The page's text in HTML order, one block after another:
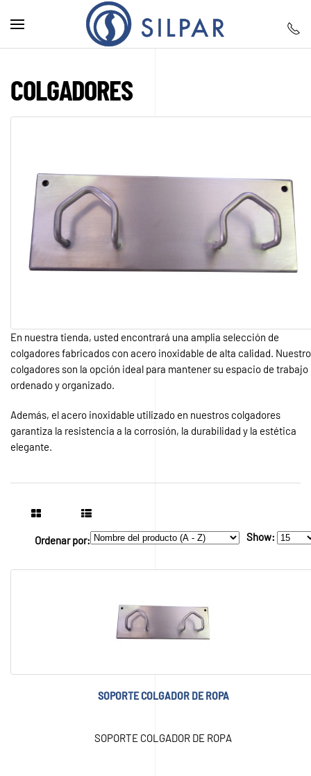
Skip to main content
COLGADORES
En nuestra tienda, usted encontrará una amplia selección de
colgadores fabricados con acero inoxidable de alta calidad.
colgadores son la opción ideal para mantener su espacio de trabajo
ordenado y organizado.
Además, el acero inoxidable utilizado en nuestros colgadores
garantiza la resistencia a la corrosión, la durabilidad y la estética
elegante.
Show:
Ordenar por:
SOPORTE COLGADOR DE ROPA
SOPORTE COLGADOR DE ROPA